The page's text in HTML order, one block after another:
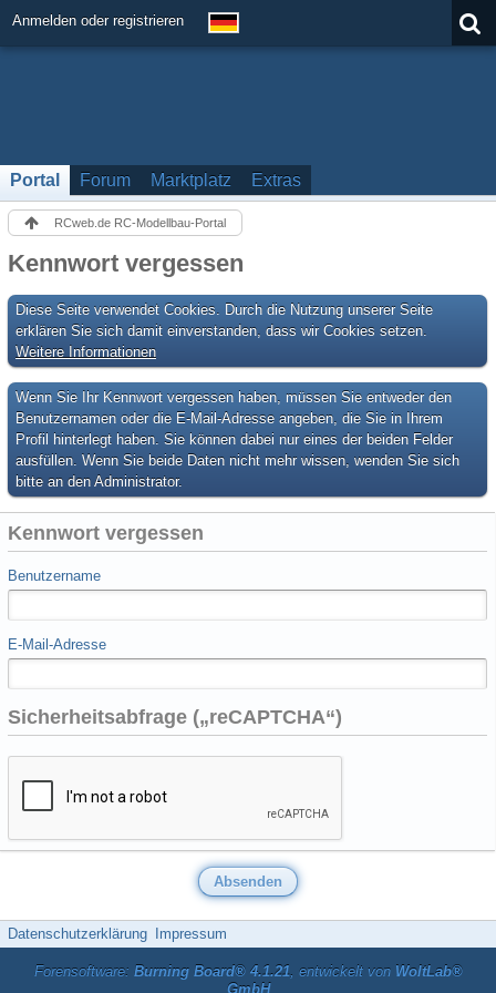
Anmelden oder registrieren
Portal Forum Marktplatz Extras
RCweb.de RC-Modellbau-Portal
Kennwort vergessen
Diese Seite verwendet Cookies. Durch die Nutzung unserer Seite
erklären Sie sich damit einverstanden, dass wir Cookies setzen.
Weitere Informationen
Wenn Sie Ihr Kennwort vergessen haben, müssen Sie entweder den
Benutzernamen oder die E-Mail-Adresse angeben, die Sie in Ihrem
Profil hinterlegt haben. Sie können dabei nur eines der beiden Felder
ausfüllen. Wenn Sie beide Daten nicht mehr wissen, wenden Sie sich
bitte an den Administrator.
Kennwort vergessen
Benutzername
E-Mail-Adresse
Sicherheitsabfrage („reCAPTCHA“)
Datenschutzerklärung Impressum
Forensoftware: Burning Board® 4.1.21, entwickelt von WoltLab®
GmbH